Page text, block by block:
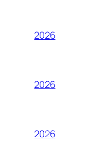
2026
2026
2026